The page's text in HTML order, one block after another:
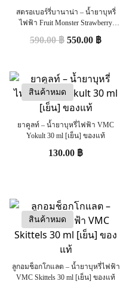
สตรอเบอร์รี่บานาน่า – น้ำยาบุหรี่
ไฟฟ้า Fruit Monster Strawberry
Banana 100 ml (U.S.A.) [ไม่เย็น] ของ
แท้ 100%
590.00฿ 550.00 ฿
สินค้าหมด
ยาคูลท์ – น้ำยาบุหรี่ไฟฟ้า VMC
Yokult 30 ml [เย็น] ของแท้
130.00 ฿
สินค้าหมด
ลูกอมช็อกโกแลต – น้ำยาบุหรี่ไฟฟ้า
VMC Skittels 30 ml [เย็น] ของแท้